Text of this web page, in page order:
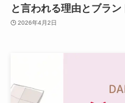
と言われる理由とブラン
2026年4月2日